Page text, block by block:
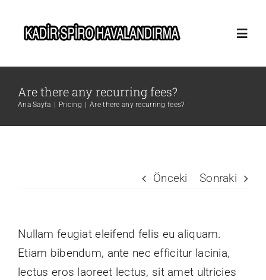
İletişim
Are there any recurring fees?
Ana Sayfa Pricing Are there any recurring fees?
Önceki Sonraki
Nullam feugiat eleifend felis eu aliquam.
Etiam bibendum, ante nec efficitur lacinia,
lectus eros laoreet lectus, sit amet ultricies